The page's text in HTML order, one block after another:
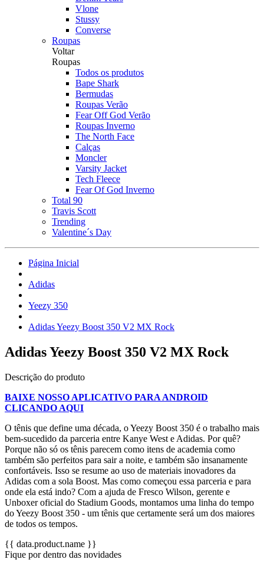
Vlone
Stussy
Converse
Roupas
Voltar
Roupas
Todos os produtos
Bape Shark
Bermudas
Roupas Verão
Fear Off God Verão
Roupas Inverno
The North Face
Calças
Moncler
Varsity Jacket
Tech Fleece
Fear Of God Inverno
Total 90
Travis Scott
Trending
Valentine´s Day
Página Inicial
Adidas
Yeezy 350
Adidas Yeezy Boost 350 V2 MX Rock
Adidas Yeezy Boost 350 V2 MX Rock
Descrição do produto
BAIXE NOSSO APLICATIVO PARA ANDROID
CLICANDO AQUI
O tênis que define uma década, o Yeezy Boost 350 é o trabalho mais
bem-sucedido da parceria entre Kanye West e Adidas. Por quê?
Porque não só os tênis parecem como itens de academia como
também são perfeitos para sair a noite, e também são insanamente
confortáveis. Isso se resume ao uso de materiais inovadores da
Adidas com a sola Boost. Mas como começou essa parceria e para
onde ela está indo? Com a ajuda de Fresco Wilson, gerente e
Unboxer oficial do Stadium Goods, montamos uma linha do tempo
do Yeezy Boost 350 - um tênis que certamente será um dos maiores
de todos os tempos.
{{ data.product.name }}
Fique por dentro das novidades